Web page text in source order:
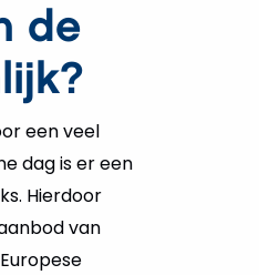
de
een veel
dag is er een
Hierdoor
van